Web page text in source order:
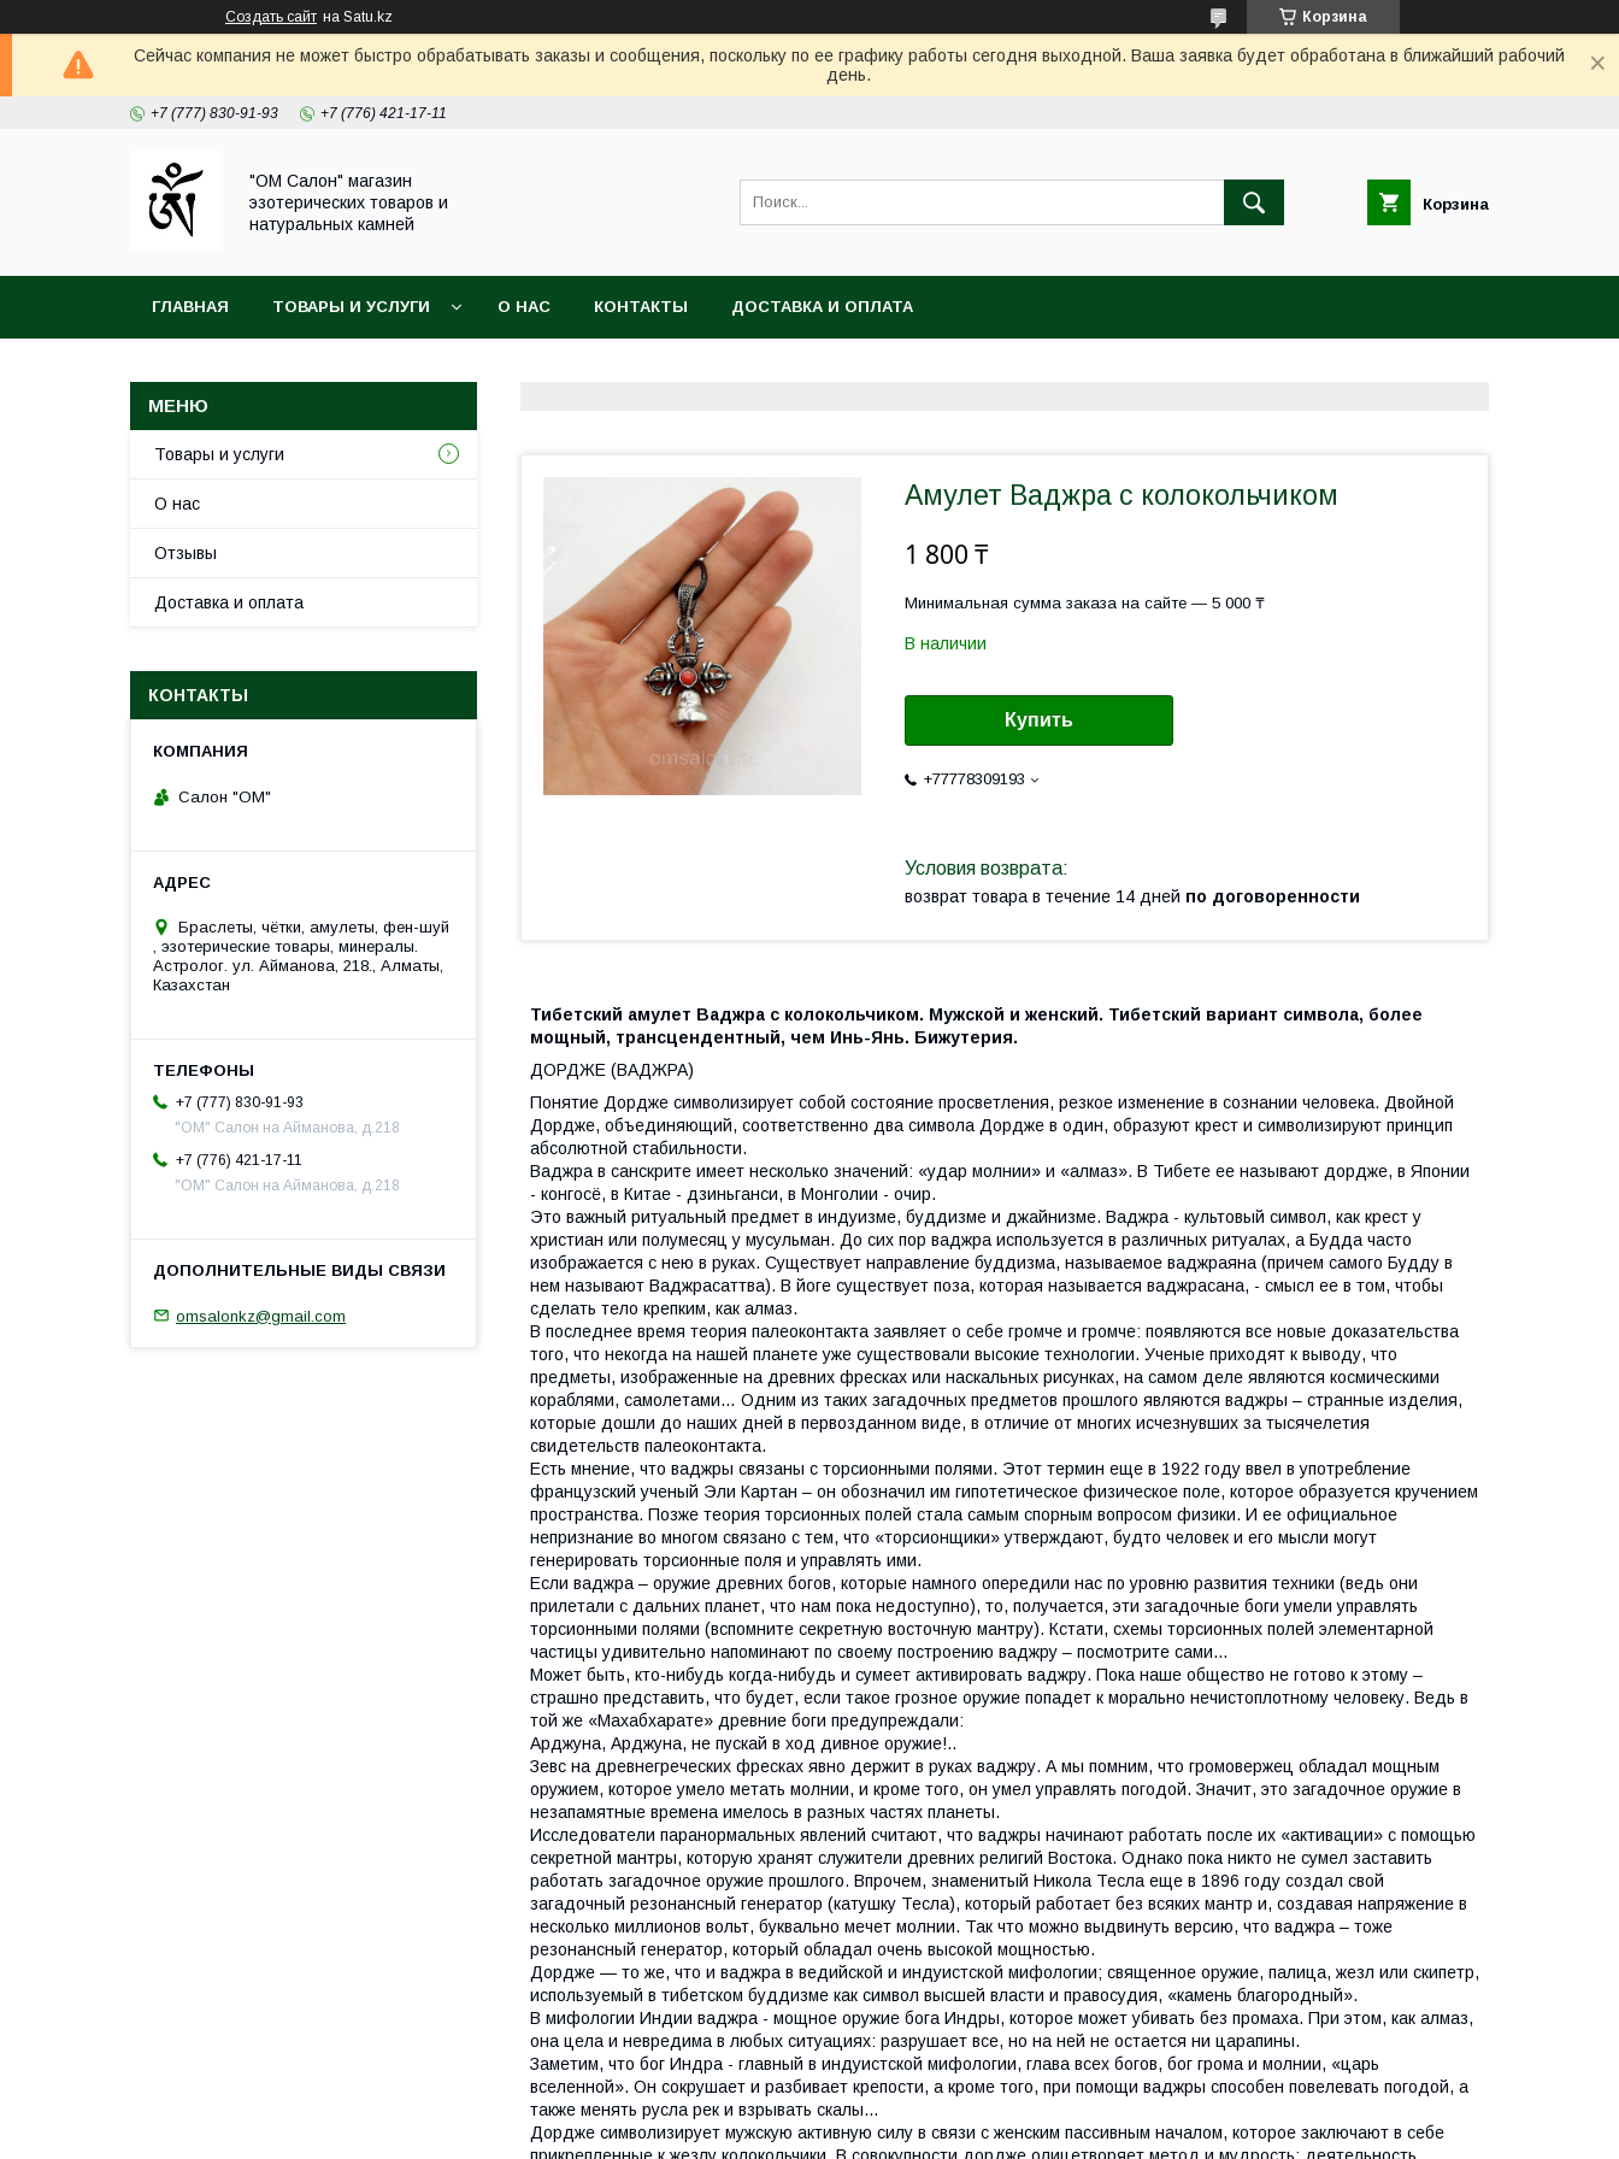
Создать сайт на Satu.kz Корзина
Сейчас компания не может быстро обрабатывать заказы и сообщения, поскольку по ее графику работы сегодня выходной. Ваша заявка будет обработана в ближайший рабочий
день.
+7 (777) 830-91-93 +7 (776) 421-17-11
"ОМ Салон" магазин
эзотерических товаров и
натуральных камней
Корзина
ГЛАВНАЯ ТОВАРЫ И УСЛУГИ О НАС КОНТАКТЫ ДОСТАВКА И ОПЛАТА
Амулет Ваджра с колокольчиком
1 800 ₸
Минимальная сумма заказа на сайте — 5 000 ₸
В наличии
Купить
+77778309193
возврат товара в течение 14 дней по договоренности
Тибетский амулет Ваджра с колокольчиком. Мужской и женский. Тибетский вариант символа, более
мощный, трансцендентный, чем Инь-Янь. Бижутерия.
ДОРДЖЕ (ВАДЖРА)
Понятие Дордже символизирует собой состояние просветления, резкое изменение в сознании человека. Двойной
Дордже, объединяющий, соответственно два символа Дордже в один, образуют крест и символизируют принцип
абсолютной стабильности.
Ваджра в санскрите имеет несколько значений: «удар молнии» и «алмаз». В Тибете ее называют дордже, в Японии
- конгосё, в Китае - дзиньганси, в Монголии - очир.
Это важный ритуальный предмет в индуизме, буддизме и джайнизме. Ваджра - культовый символ, как крест у
христиан или полумесяц у мусульман. До сих пор ваджра используется в различных ритуалах, а Будда часто
изображается с нею в руках. Существует направление буддизма, называемое ваджраяна (причем самого Будду в
нем называют Ваджрасаттва). В йоге существует поза, которая называется ваджрасана, - смысл ее в том, чтобы
сделать тело крепким, как алмаз.
В последнее время теория палеоконтакта заявляет о себе громче и громче: появляются все новые доказательства
того, что некогда на нашей планете уже существовали высокие технологии. Ученые приходят к выводу, что
предметы, изображенные на древних фресках или наскальных рисунках, на самом деле являются космическими
кораблями, самолетами… Одним из таких загадочных предметов прошлого являются ваджры – странные изделия,
которые дошли до наших дней в первозданном виде, в отличие от многих исчезнувших за тысячелетия
свидетельств палеоконтакта.
Есть мнение, что ваджры связаны с торсионными полями. Этот термин еще в 1922 году ввел в употребление
французский ученый Эли Картан – он обозначил им гипотетическое физическое поле, которое образуется кручением
пространства. Позже теория торсионных полей стала самым спорным вопросом физики. И ее официальное
непризнание во многом связано с тем, что «торсионщики» утверждают, будто человек и его мысли могут
генерировать торсионные поля и управлять ими.
Если ваджра – оружие древних богов, которые намного опередили нас по уровню развития техники (ведь они
прилетали с дальних планет, что нам пока недоступно), то, получается, эти загадочные боги умели управлять
торсионными полями (вспомните секретную восточную мантру). Кстати, схемы торсионных полей элементарной
частицы удивительно напоминают по своему построению ваджру – посмотрите сами…
Может быть, кто-нибудь когда-нибудь и сумеет активировать ваджру. Пока наше общество не готово к этому –
страшно представить, что будет, если такое грозное оружие попадет к морально нечистоплотному человеку. Ведь в
той же «Махабхарате» древние боги предупреждали:
Арджуна, Арджуна, не пускай в ход дивное оружие!..
Зевс на древнегреческих фресках явно держит в руках ваджру. А мы помним, что громовержец обладал мощным
оружием, которое умело метать молнии, и кроме того, он умел управлять погодой. Значит, это загадочное оружие в
незапамятные времена имелось в разных частях планеты.
Исследователи паранормальных явлений считают, что ваджры начинают работать после их «активации» с помощью
секретной мантры, которую хранят служители древних религий Востока. Однако пока никто не сумел заставить
работать загадочное оружие прошлого. Впрочем, знаменитый Никола Тесла еще в 1896 году создал свой
загадочный резонансный генератор (катушку Тесла), который работает без всяких мантр и, создавая напряжение в
несколько миллионов вольт, буквально мечет молнии. Так что можно выдвинуть версию, что ваджра – тоже
резонансный генератор, который обладал очень высокой мощностью.
Дордже — то же, что и ваджра в ведийской и индуистской мифологии; священное оружие, палица, жезл или скипетр,
используемый в тибетском буддизме как символ высшей власти и правосудия, «камень благородный».
В мифологии Индии ваджра - мощное оружие бога Индры, которое может убивать без промаха. При этом, как алмаз,
она цела и невредима в любых ситуациях: разрушает все, но на ней не остается ни царапины.
Заметим, что бог Индра - главный в индуистской мифологии, глава всех богов, бог грома и молнии, «царь
вселенной». Он сокрушает и разбивает крепости, а кроме того, при помощи ваджры способен повелевать погодой, а
также менять русла рек и взрывать скалы...
Дордже символизирует мужскую активную силу в связи с женским пассивным началом, которое заключают в себе
прикрепленные к жезлу колокольчики. В совокупности дордже олицетворяет метод и мудрость; деятельность,
Товары и услуги
О нас
Отзывы
Доставка и оплата
КОНТАКТЫ
Салон "ОМ"
Браслеты, чётки, амулеты, фен-шуй
, эзотерические товары, минералы.
Астролог. ул. Айманова, 218., Алматы,
Казахстан
+7 (777) 830-91-93
"ОМ" Салон на Айманова, д.218
+7 (776) 421-17-11
"ОМ" Салон на Айманова, д.218
omsalonkz@gmail.com